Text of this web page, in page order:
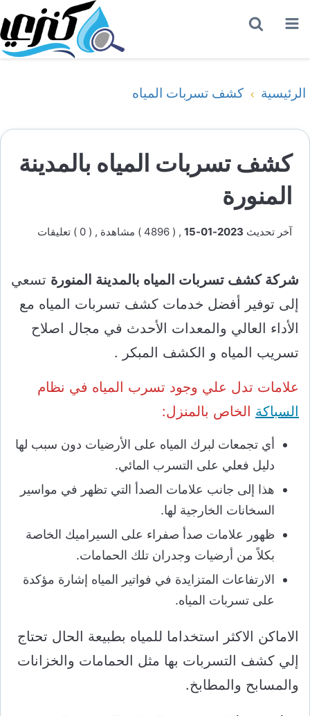
القائمة
الرئيسية كشف تسربات المياه
كشف تسربات المياه بالمدينة
المنورة
آخر تحديث 2023-01-15 , ( 4896 ) مشاهدة , ( 0 ) تعليقات
شركة كشف تسربات المياه بالمدينة المنورة تسعي
إلى توفير أفضل خدمات كشف تسربات المياه مع
الأداء العالي والمعدات الأحدث في مجال اصلاح
تسريب المياه و الكشف المبكر .
علامات تدل علي وجود تسرب المياه في نظام
السباكة الخاص بالمنزل:
أي تجمعات لبرك المياه على الأرضيات دون سبب لها
دليل فعلي على التسرب المائي.
هذا إلى جانب علامات الصدأ التي تظهر في مواسير
السخانات الخارجية لها.
ظهور علامات صدأ صفراء على السيراميك الخاصة
بكلاً من أرضيات وجدران تلك الحمامات.
الارتفاعات المتزايدة في فواتير المياه إشارة مؤكدة
على تسربات المياه.
الاماكن الاكثر استخداما للمياه بطبيعة الحال تحتاج
إلي كشف التسربات بها مثل الحمامات والخزانات
والمسابح والمطابخ.